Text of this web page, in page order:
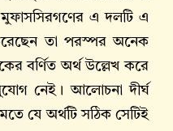
মুফাসসিরগণের এ দলটি এ
করেছেন তা পরস্পর অনেক
বর্ণিত অর্থ উল্লেখ করে
নেই। আলোচনা দীর্ঘ
যে অর্থটি সঠিক সেটিই